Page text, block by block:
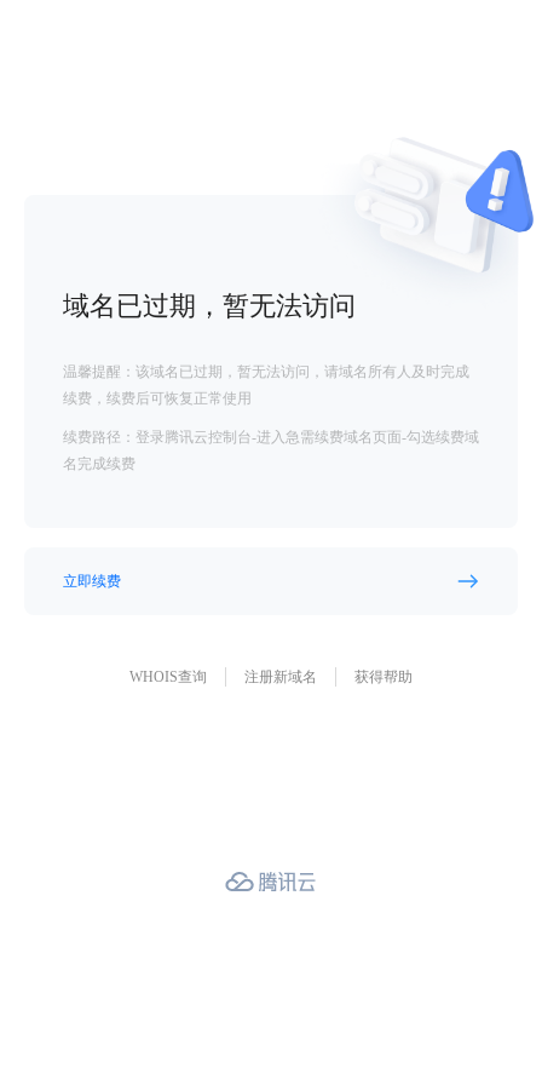
域名已过期，暂无法访问
温馨提醒：该域名已过期，暂无法访问，请域名所有人及时完成
续费，续费后可恢复正常使用
续费路径：登录腾讯云控制台-进入急需续费域名页面-勾选续费域
名完成续费
立即续费
WHOIS查询 注册新域名 获得帮助